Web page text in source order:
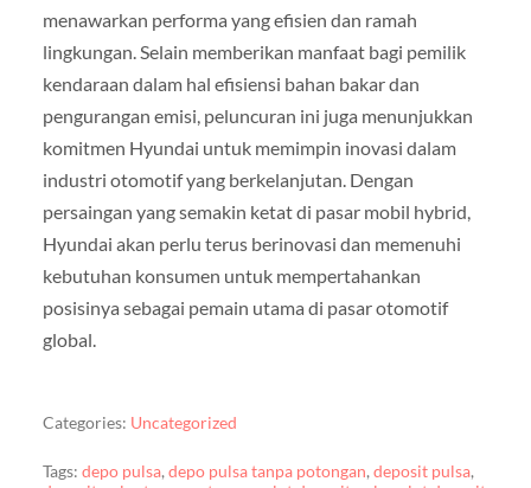
menawarkan performa yang efisien dan ramah
lingkungan. Selain memberikan manfaat bagi pemilik
kendaraan dalam hal efisiensi bahan bakar dan
pengurangan emisi, peluncuran ini juga menunjukkan
komitmen Hyundai untuk memimpin inovasi dalam
industri otomotif yang berkelanjutan. Dengan
persaingan yang semakin ketat di pasar mobil hybrid,
Hyundai akan perlu terus berinovasi dan memenuhi
kebutuhan konsumen untuk mempertahankan
posisinya sebagai pemain utama di pasar otomotif
global.
Categories: Uncategorized
Tags: depo pulsa, depo pulsa tanpa potongan, deposit pulsa,